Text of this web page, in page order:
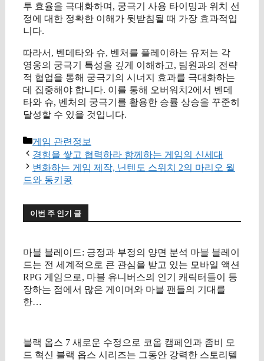
투 효율을 극대화하며, 궁극기 사용 타이밍과 위치 선
정에 대한 정확한 이해가 뒷받침될 때 가장 효과적입
니다.
따라서, 벤데타와 슈, 벤처를 플레이하는 유저는 각
영웅의 궁극기 특성을 깊게 이해하고, 팀원과의 전략
적 협업을 통해 궁극기의 시너지 효과를 극대화하는
데 집중해야 합니다. 이를 통해 오버워치2에서 벤데
타와 슈, 벤처의 궁극기를 활용한 승률 상승을 꾸준히
달성할 수 있을 것입니다.
카
테
고
리
게임 관련정보
경험을 쌓고 협력하라 함께하는 게임의 신세대
변화하는 게임 제작, 닌텐도 스위치 2의 마리오 월
드와 동키콩
이번 주 인기 글
마블 블레이드: 긍정과 부정의 양면 분석 마블 블레이
드는 전 세계적으로 큰 관심을 받고 있는 모바일 액션
RPG 게임으로, 마블 유니버스의 인기 캐릭터들이 등
장하는 점에서 많은 게이머와 마블 팬들의 기대를
한…
블랙 옵스 7 새로운 수정으로 코옵 캠페인과 좀비 모
드 혁신 블랙 옵스 시리즈는 그동안 강력한 스토리텔